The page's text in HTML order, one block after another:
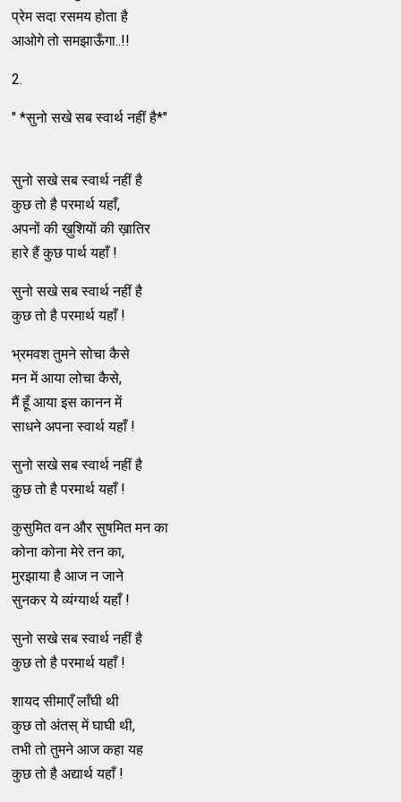
प्रेम सदा रसमय होता है
आओगे तो समझाऊँगा..!!
2.
" *सुनो सखे सब स्वार्थ नहीं है*"
सुनो सखे सब स्वार्थ नहीं है
कुछ तो है परमार्थ यहाँ,
अपनों की ख़ुशियों की ख़ातिर
हारे हैं कुछ पार्थ यहाँ !
सुनो सखे सब स्वार्थ नहीं है
कुछ तो है परमार्थ यहाँ !
भ्रमवश तुमने सोचा कैसे
मन में आया लोचा कैसे,
मैं हूँ आया इस कानन में
साधने अपना स्वार्थ यहाँ !
सुनो सखे सब स्वार्थ नहीं है
कुछ तो है परमार्थ यहाँ !
कुसुमित वन और सुषमित मन का
कोना कोना मेरे तन का,
मुरझाया है आज न जाने
सुनकर ये व्यंग्यार्थ यहाँ !
सुनो सखे सब स्वार्थ नहीं है
कुछ तो है परमार्थ यहाँ !
शायद सीमाएँ लाँघी थी
कुछ तो अंतस् में घाघी थी,
तभी तो तुमने आज कहा यह
कुछ तो है अद्यार्थ यहाँ !